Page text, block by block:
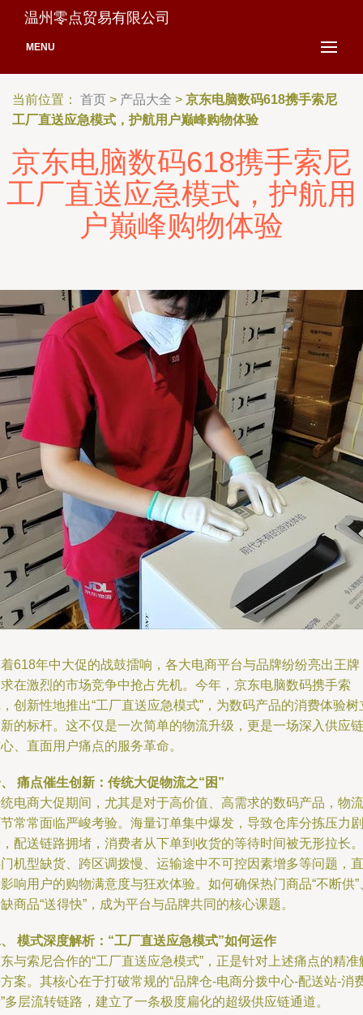
温州零点贸易有限公司
MENU
当前位置： 首页 > 产品大全 > 京东电脑数码618携手索尼
工厂直送应急模式，护航用户巅峰购物体验
京东电脑数码618携手索尼
工厂直送应急模式，护航用
户巅峰购物体验
618年中大促的战鼓擂响，各大电商平台与品牌纷纷亮出王牌
在激烈的市场竞争中抢占先机。今年，京东电脑数码携手索
创新性地推出“工厂直送应急模式”，为数码产品的消费体验树
的标杆。这不仅是一次简单的物流升级，更是一场深入供应链
、直面用户痛点的服务革命。
痛点催生创新：传统大促物流之“困”
电商大促期间，尤其是对于高价值、高需求的数码产品，物流
常常面临严峻考验。海量订单集中爆发，导致仓库分拣压力剧
配送链路拥堵，消费者从下单到收货的等待时间被无形拉长。
机型缺货、跨区调拨慢、运输途中不可控因素增多等问题，直
响用户的购物满意度与狂欢体验。如何确保热门商品“不断供”
商品“送得快”，成为平台与品牌共同的核心课题。
模式深度解析：“工厂直送应急模式”如何运作
与索尼合作的“工厂直送应急模式”，正是针对上述痛点的精准
案。其核心在于打破常规的“品牌仓-电商分拨中心-配送站-消
多层流转链路，建立了一条极度扁化的超级供应链通道。